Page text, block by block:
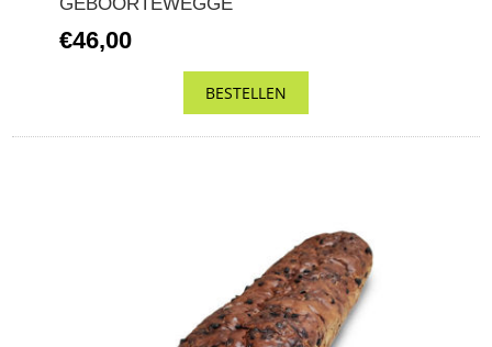
€46,00